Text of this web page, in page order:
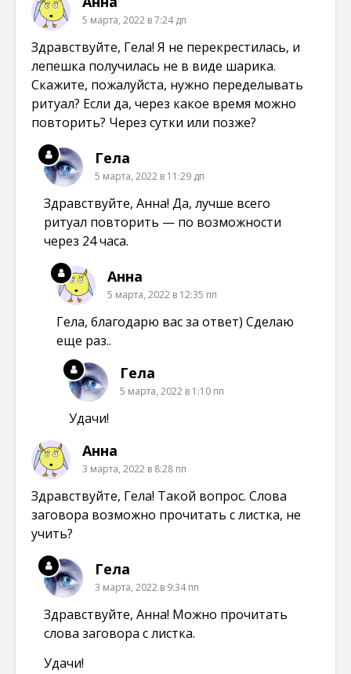
5 марта, 2022 в 7:24 дп
Здравствуйте, Гела! Я не перекрестилась, и
лепешка получилась не в виде шарика.
Скажите, пожалуйста, нужно переделывать
ритуал? Если да, через какое время можно
повторить? Через сутки или позже?
Гела
5 марта, 2022 в 11:29 дп
Здравствуйте, Анна! Да, лучше всего
ритуал повторить — по возможности
через 24 часа.
Анна
5 марта, 2022 в 12:35 пп
Гела, благодарю вас за ответ) Сделаю
еще раз..
Гела
5 марта, 2022 в 1:10 пп
Удачи!
Анна
3 марта, 2022 в 8:28 пп
Здравствуйте, Гела! Такой вопрос. Слова
заговора возможно прочитать с листка, не
учить?
Гела
3 марта, 2022 в 9:34 пп
Здравствуйте, Анна! Можно прочитать
слова заговора с листка.
Удачи!